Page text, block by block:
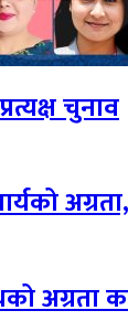
चुनाव